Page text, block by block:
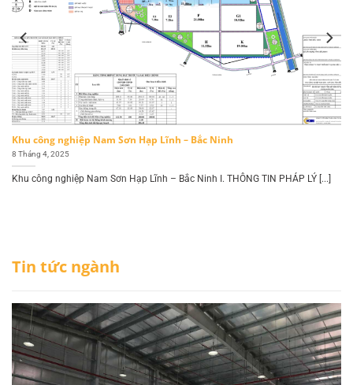
Khu công nghiệp Nam Sơn Hạp Lĩnh – Bắc Ninh
8 Tháng 4, 2025
Khu công nghiệp Nam Sơn Hạp Lĩnh – Bắc Ninh I. THÔNG TIN PHÁP LÝ [...]
Tin tức ngành